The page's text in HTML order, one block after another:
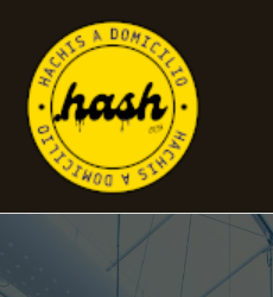
contenido